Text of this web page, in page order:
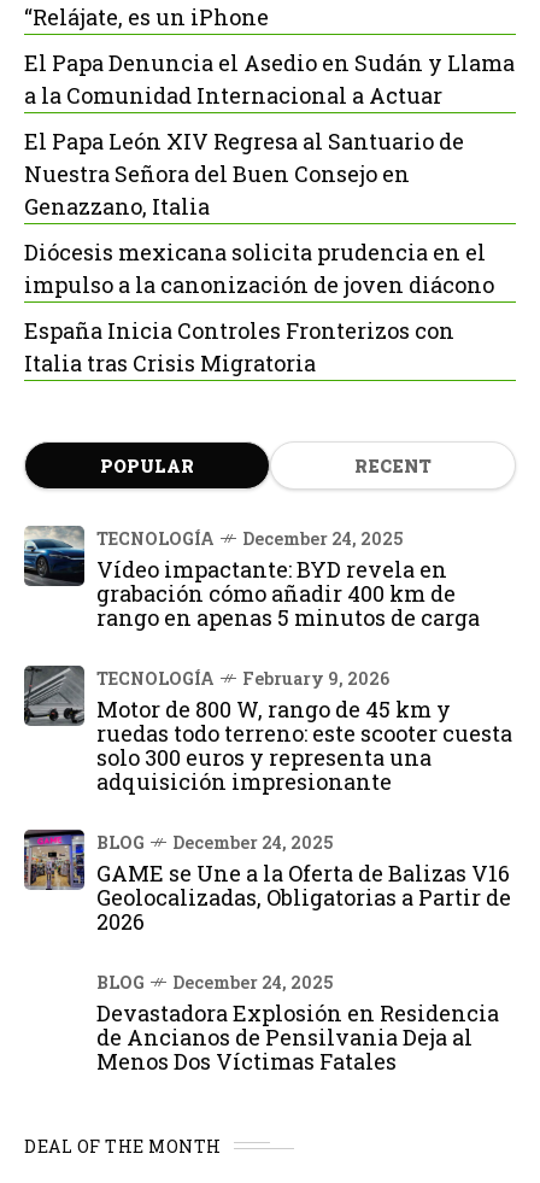
“Relájate, es un iPhone
El Papa Denuncia el Asedio en Sudán y Llama
a la Comunidad Internacional a Actuar
El Papa León XIV Regresa al Santuario de
Nuestra Señora del Buen Consejo en
Genazzano, Italia
Diócesis mexicana solicita prudencia en el
impulso a la canonización de joven diácono
España Inicia Controles Fronterizos con
Italia tras Crisis Migratoria
POPULAR RECENT
TECNOLOGÍA December 24, 2025
Vídeo impactante: BYD revela en
grabación cómo añadir 400 km de
rango en apenas 5 minutos de carga
TECNOLOGÍA February 9, 2026
Motor de 800 W, rango de 45 km y
ruedas todo terreno: este scooter cuesta
solo 300 euros y representa una
adquisición impresionante
BLOG December 24, 2025
GAME se Une a la Oferta de Balizas V16
Geolocalizadas, Obligatorias a Partir de
2026
BLOG December 24, 2025
Devastadora Explosión en Residencia
de Ancianos de Pensilvania Deja al
Menos Dos Víctimas Fatales
DEAL OF THE MONTH